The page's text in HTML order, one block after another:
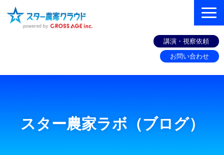
講演・視察依頼
お問い合わせ
お客様の声
スター農家ラボ（ブログ）